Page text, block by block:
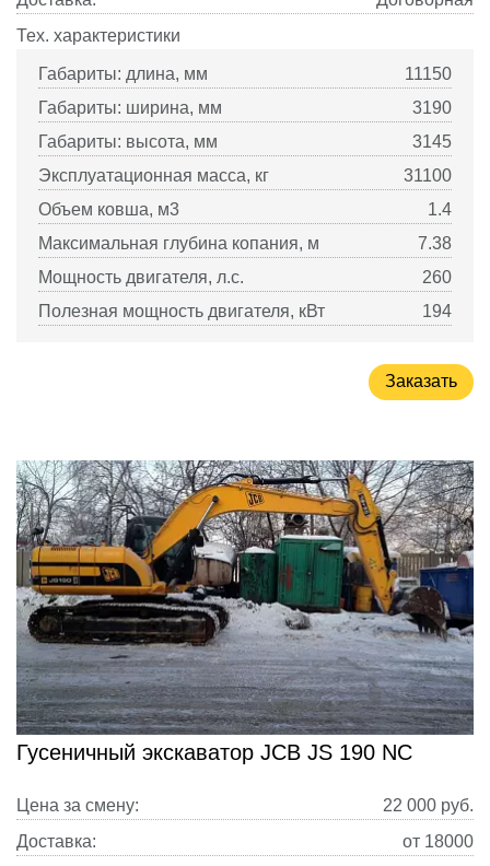
Тех. характеристики
Габариты: длина, мм
11150
Габариты: ширина, мм
3190
Габариты: высота, мм
3145
Эксплуатационная масса, кг
31100
Объем ковша, м3
1.4
Максимальная глубина копания, м
7.38
Мощность двигателя, л.с.
260
Полезная мощность двигателя, кВт
194
Заказать
Гусеничный экскаватор JCB JS 190 NC
Цена за смену: 22 000 руб.
Доставка:
от 18000